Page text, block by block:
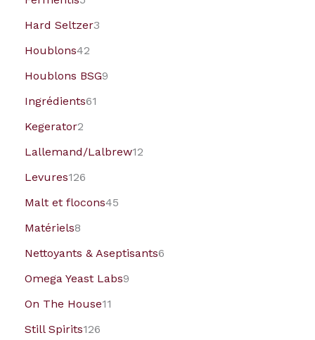
Hard Seltzer3
Houblons42
Houblons BSG9
Ingrédients61
Kegerator2
Lallemand/Lalbrew12
Levures126
Malt et flocons45
Matériels8
Nettoyants & Aseptisants6
Omega Yeast Labs9
On The House11
Still Spirits126